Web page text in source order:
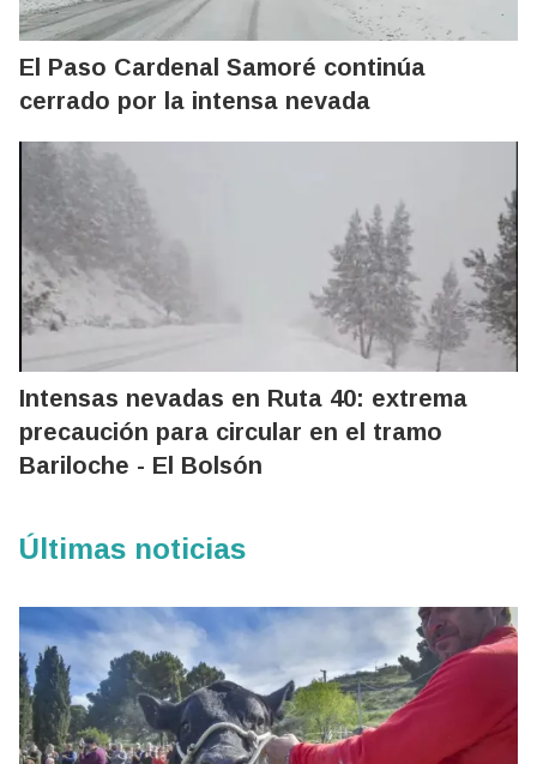
El Paso Cardenal Samoré continúa
cerrado por la intensa nevada
Intensas nevadas en Ruta 40: extrema
precaución para circular en el tramo
Bariloche - El Bolsón
Últimas noticias